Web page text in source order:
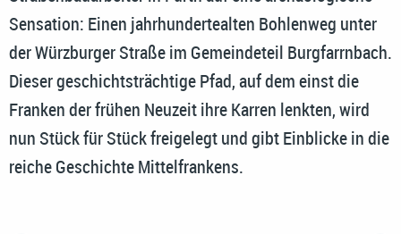
Sensation: Einen jahrhundertealten Bohlenweg unter
der Würzburger Straße im Gemeindeteil Burgfarrnbach.
Dieser geschichtsträchtige Pfad, auf dem einst die
Franken der frühen Neuzeit ihre Karren lenkten, wird
nun Stück für Stück freigelegt und gibt Einblicke in die
reiche Geschichte Mittelfrankens.